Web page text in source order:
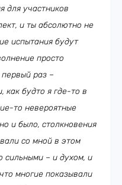
для участников
и ты абсолютно не
испытания будут
просто
раз –
как будто я где-то в
то невероятные
и было, столкновения
со мной в этом
сильными – и духом, и
многие показывали